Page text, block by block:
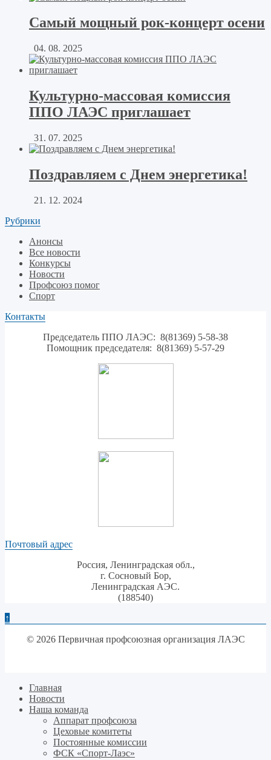
Самый мощный рок-концерт осени
04. 08. 2025
Культурно-массовая комиссия
ППО ЛАЭС приглашает
31. 07. 2025
Поздравляем с Днем энергетика!
21. 12. 2024
Рубрики
Анонсы
Все новости
Конкурсы
Новости
Профсоюз помог
Спорт
Контакты
Председатель ППО ЛАЭС: 8(81369) 5-58-38
Помощник председателя: 8(81369) 5-57-29
Почтовый адрес
Россия, Ленинградская обл.,
г. Сосновый Бор,
Ленинградская АЭС.
(188540)
↑
© 2026 Первичная профсоюзная организация ЛАЭС
Главная
Новости
Наша команда
Аппарат профсоюза
Цеховые комитеты
Постоянные комиссии
ФСК «Спорт-Лаэс»